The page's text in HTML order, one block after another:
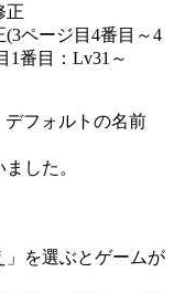
正
ページ目4番目～4
1番目：Lv31～
デフォルトの名前
した。
を選ぶとゲームが